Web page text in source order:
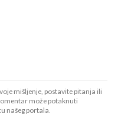
mišljenje, postavite pitanja ili
može potaknuti
našeg portala.